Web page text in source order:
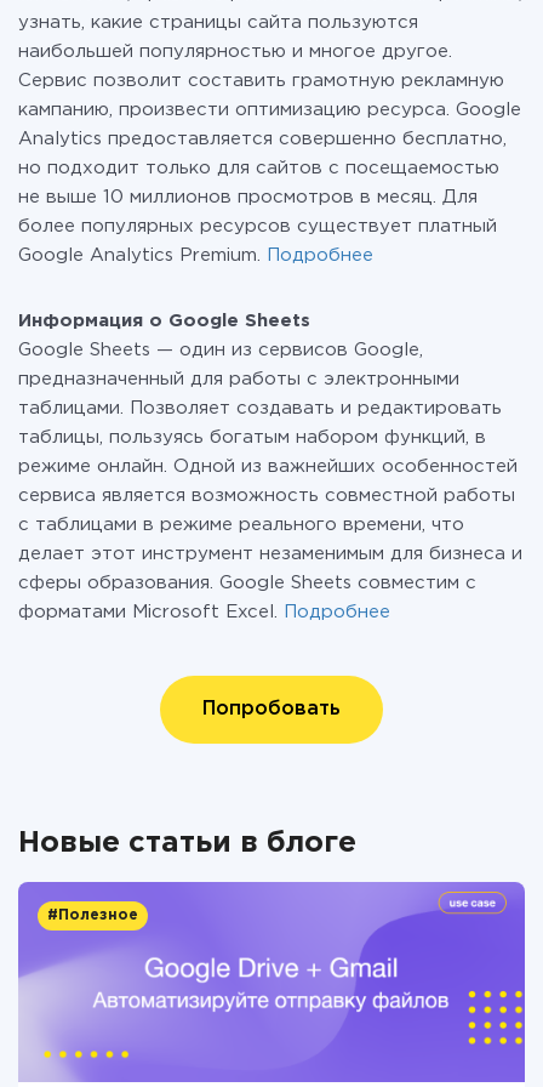
узнать, какие страницы сайта пользуются
наибольшей популярностью и многое другое.
Сервис позволит составить грамотную рекламную
кампанию, произвести оптимизацию ресурса. Google
Analytics предоставляется совершенно бесплатно,
но подходит только для сайтов с посещаемостью
не выше 10 миллионов просмотров в месяц. Для
более популярных ресурсов существует платный
Google Analytics Premium.
Подробнее
Информация о Google Sheets
Google Sheets — один из сервисов Google,
предназначенный для работы с электронными
таблицами. Позволяет создавать и редактировать
таблицы, пользуясь богатым набором функций, в
режиме онлайн. Одной из важнейших особенностей
сервиса является возможность совместной работы
c таблицами в режиме реального времени, что
делает этот инструмент незаменимым для бизнеса и
сферы образования. Google Sheets совместим с
форматами Microsoft Excel.
Подробнее
Попробовать
Новые статьи в блоге
#Полезное